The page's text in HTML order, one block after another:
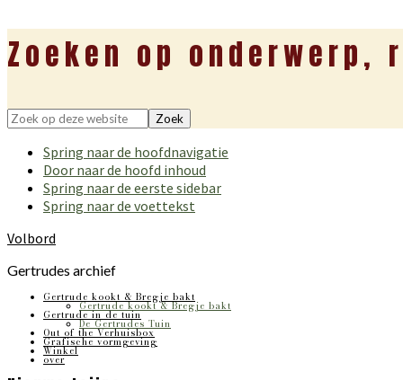
Zoeken op onderwerp,
Zoek
deze
website
Spring naar de hoofdnavigatie
Door naar de hoofd inhoud
Spring naar de eerste sidebar
Spring naar de voettekst
Volbord
Gertrudes archief
Gertrude kookt & Bregje bakt
Gertrude kookt & Bregje bakt
Gertrude in de tuin
De Gertrudes Tuin
Out of the Verhuisbox
Grafische vormgeving
Winkel
over